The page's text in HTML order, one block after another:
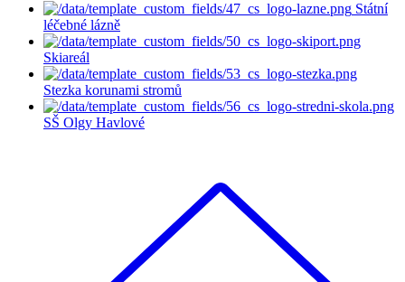
Státní
léčebné lázně
Skiareál
Stezka korunami stromů
SŠ Olgy Havlové